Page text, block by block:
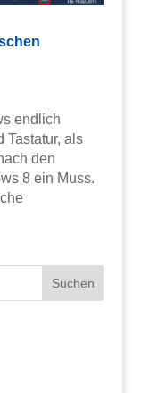
endlich
Tastatur, als
den
8 ein Muss.